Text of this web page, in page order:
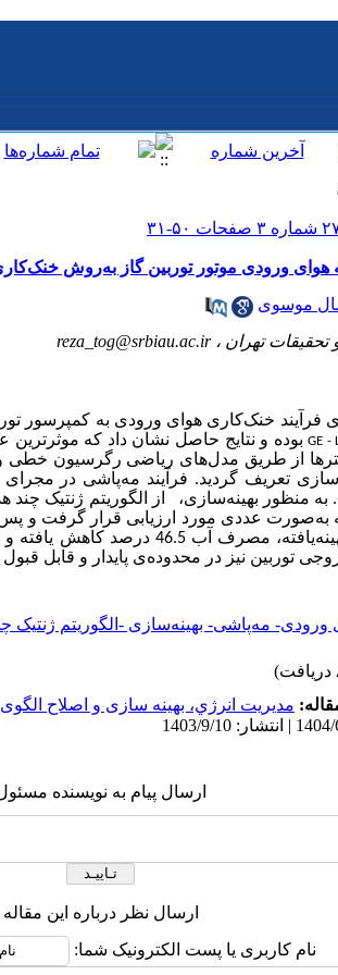
ورودی موتور توربین گاز به‌روش
موسوی
تحقیقات تهران ،reza_tog@srbiau.ac.ir
فرآیند خنک‌کاری هوای ورودی به کمپرسور
-
GEبوده و نتایج حاصل نشان داد که
از طریق مدل‌‌های ریاضی رگرسیون
تعریف گردید. فرآیند مه‌پاشی در
بهینه‌سازی، از الگوریتم ژنتیک چند
به‌صورت عددی مورد ارزیابی قرار گرفت و
توربین نیز در محدوده‌ی پایدار و قابل
ورودی- مه‌پاشی- بهینه‌سازی -الگوریتم
مديريت انرژي، بهینه سازی و اصلاح
ارسال پیام به نویسنده
ارسال نظر درباره این مقاله
نام کاربری یا پست الکترونیک شما: